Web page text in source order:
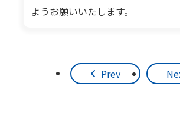
ようお願いいたします。
Prev